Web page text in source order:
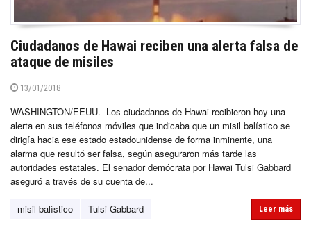
Ciudadanos de Hawai reciben una alerta falsa de
ataque de misiles
13/01/2018
WASHINGTON/EEUU.- Los ciudadanos de Hawai recibieron hoy una
alerta en sus teléfonos móviles que indicaba que un misil balístico se
dirigía hacia ese estado estadounidense de forma inminente, una
alarma que resultó ser falsa, según aseguraron más tarde las
autoridades estatales. El senador demócrata por Hawai Tulsi Gabbard
aseguró a través de su cuenta de...
misil balìstico Tulsi Gabbard Leer más